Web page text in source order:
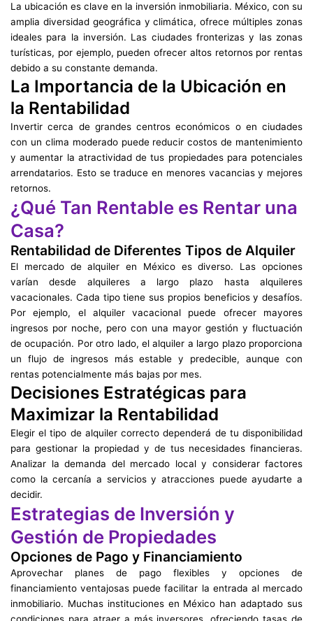
La ubicación es clave en la inversión inmobiliaria. México, con su
amplia diversidad geográfica y climática, ofrece múltiples zonas
ideales para la inversión. Las ciudades fronterizas y las zonas
turísticas, por ejemplo, pueden ofrecer altos retornos por rentas
debido a su constante demanda.
La Importancia de la Ubicación en
la Rentabilidad
Invertir cerca de grandes centros económicos o en ciudades
con un clima moderado puede reducir costos de mantenimiento
y aumentar la atractividad de tus propiedades para potenciales
arrendatarios. Esto se traduce en menores vacancias y mejores
retornos.
¿Qué Tan Rentable es Rentar una
Casa?
Rentabilidad de Diferentes Tipos de Alquiler
El mercado de alquiler en México es diverso. Las opciones
varían desde alquileres a largo plazo hasta alquileres
vacacionales. Cada tipo tiene sus propios beneficios y desafíos.
Por ejemplo, el alquiler vacacional puede ofrecer mayores
ingresos por noche, pero con una mayor gestión y fluctuación
de ocupación. Por otro lado, el alquiler a largo plazo proporciona
un flujo de ingresos más estable y predecible, aunque con
rentas potencialmente más bajas por mes.
Decisiones Estratégicas para
Maximizar la Rentabilidad
Elegir el tipo de alquiler correcto dependerá de tu disponibilidad
para gestionar la propiedad y de tus necesidades financieras.
Analizar la demanda del mercado local y considerar factores
como la cercanía a servicios y atracciones puede ayudarte a
decidir.
Estrategias de Inversión y
Gestión de Propiedades
Opciones de Pago y Financiamiento
Aprovechar planes de pago flexibles y opciones de
financiamiento ventajosas puede facilitar la entrada al mercado
inmobiliario. Muchas instituciones en México han adaptado sus